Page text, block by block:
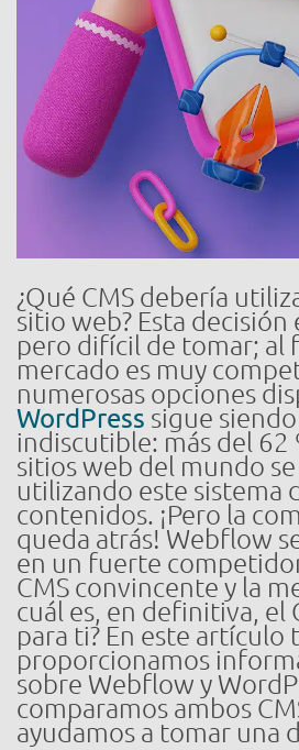
¿Qué CMS debería
sitio web? Esta
pero difícil de tomar; al
mercado es muy
numerosas opciones
WordPress sigue
indiscutible: más del 62
sitios web del mundo
utilizando este sistema
contenidos. ¡Pero la
queda atrás! Webflow
en un fuerte
CMS convincente y la
cuál es, en definitiva, el
para ti? En este artículo
proporcionamos
sobre Webflow y
comparamos ambos
ayudamos a tomar una